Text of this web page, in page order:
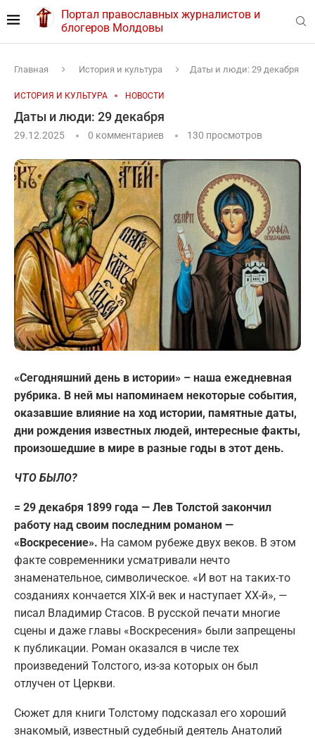
Портал православных журналистов и
блогеров Молдовы
Главная История и культура Даты и люди: 29 декабря
ИСТОРИЯ И КУЛЬТУРА НОВОСТИ
Даты и люди: 29 декабря
29.12.2025 0 комментариев 130 просмотров
«Сегодняшний день в истории» – наша ежедневная
рубрика. В ней мы напоминаем некоторые события,
оказавшие влияние на ход истории, памятные даты,
дни рождения известных людей, интересные факты,
произошедшие в мире в разные годы в этот день.
ЧТО БЫЛО?
= 29 декабря 1899 года — Лев Толстой закончил
работу над своим последним романом —
«Воскресение». На самом рубеже двух веков. В этом
факте современники усматривали нечто
знаменательное, символическое. «И вот на таких-то
созданиях кончается XIX-й век и наступает ХХ-й», —
писал Владимир Стасов. В русской печати многие
сцены и даже главы «Воскресения» были запрещены
к публикации. Роман оказался в числе тех
произведений Толстого, из-за которых он был
отлучен от Церкви.
Сюжет для книги Толстому подсказал его хороший
знакомый, известный судебный деятель Анатолий